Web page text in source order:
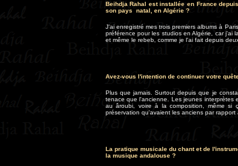
Beihdja Rahal est installée en France
son pays natal, en Algérie ?
J'ai enregistré mes trois premiers albums à
préférence pour les studios en Algérie, car
et même le rebeb, comme je l'ai fait depuis
Avez-vous l'intention de continuer votre
Plus que jamais. Surtout depuis que je
tenace que l'ancienne. Les jeunes interprètes
au âroubi, voire à la composition, même
préservation qu'avaient les anciens par rapport
La pratique musicale du chant et de
la musique andalouse ?